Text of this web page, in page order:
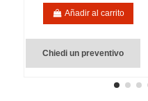
Añadir al carrito
Chiedi un preventivo